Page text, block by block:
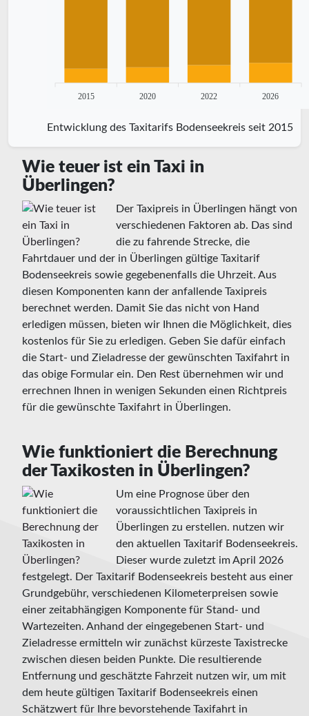
2015 2020 2022 2026
Entwicklung des Taxitarifs Bodenseekreis seit 2015
Wie teuer ist ein Taxi in
Überlingen?
Der Taxipreis in Überlingen hängt von
verschiedenen Faktoren ab. Das sind
die zu fahrende Strecke, die
Fahrtdauer und der in Überlingen gültige Taxitarif
Bodenseekreis sowie gegebenenfalls die Uhrzeit. Aus
diesen Komponenten kann der anfallende Taxipreis
berechnet werden. Damit Sie das nicht von Hand
erledigen müssen, bieten wir Ihnen die Möglichkeit, dies
kostenlos für Sie zu erledigen. Geben Sie dafür einfach
die Start- und Zieladresse der gewünschten Taxifahrt in
das obige Formular ein. Den Rest übernehmen wir und
errechnen Ihnen in wenigen Sekunden einen Richtpreis
für die gewünschte Taxifahrt in Überlingen.
Wie funktioniert die Berechnung
der Taxikosten in Überlingen?
Um eine Prognose über den
voraussichtlichen Taxipreis in
Überlingen zu erstellen. nutzen wir
den aktuellen Taxitarif Bodenseekreis.
Dieser wurde zuletzt im April 2026
festgelegt. Der Taxitarif Bodenseekreis besteht aus einer
Grundgebühr, verschiedenen Kilometerpreisen sowie
einer zeitabhängigen Komponente für Stand- und
Wartezeiten. Anhand der eingegebenen Start- und
Zieladresse ermitteln wir zunächst kürzeste Taxistrecke
zwischen diesen beiden Punkte. Die resultierende
Entfernung und geschätzte Fahrzeit nutzen wir, um mit
dem heute gültigen Taxitarif Bodenseekreis einen
Schätzwert für Ihre bevorstehende Taxifahrt in